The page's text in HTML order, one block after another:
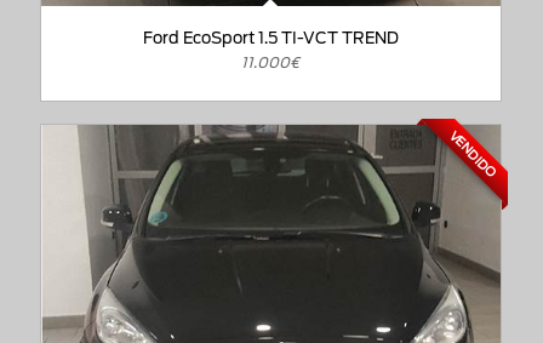
Ford EcoSport 1.5 TI-VCT TREND
11.000€
VENDIDO